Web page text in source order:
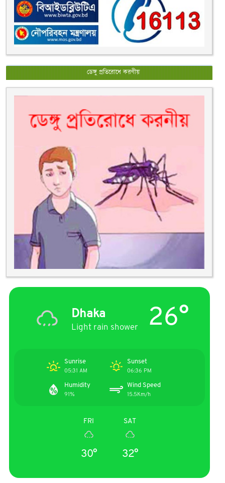
ডেঙ্গু প্রতিরোধে করণীয়
Dhaka
Light rain shower 26°
Sunrise
05:31 AM
Sunset
06:36 PM
Humidity
91%
Wind Speed
15.5Km/h
FRI
30°
SAT
32°